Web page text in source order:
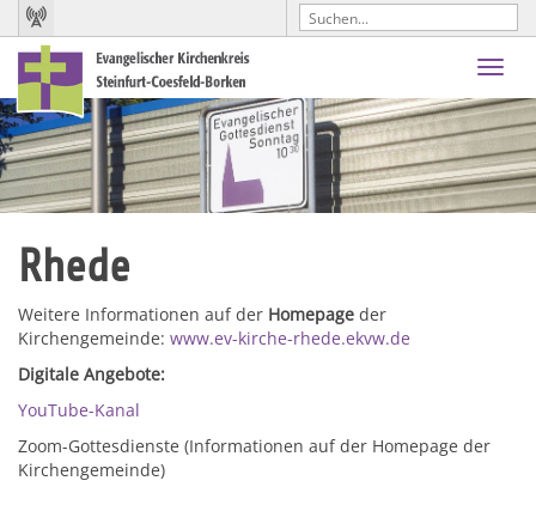
Rhede
Weitere Informationen auf der Homepage der
Kirchengemeinde: www.ev-kirche-rhede.ekvw.de
Digitale Angebote:
YouTube-Kanal
Zoom-Gottesdienste (Informationen auf der Homepage der
Kirchengemeinde)